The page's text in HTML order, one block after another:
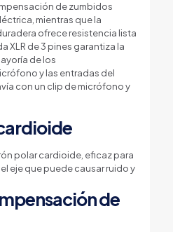
de zumbidos
mientras que la
ofrece resistencia lista
XLR de 3 pines garantiza la
de los
y las entradas del
con un clip de micrófono y
polar cardioide, eficaz para
eje que puede causar ruido y
de